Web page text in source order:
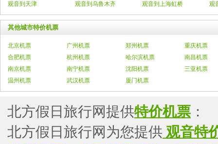
观音到天津
观音到乌鲁木齐 观音到上海虹桥 观
其他城市特价机票
北京机票 广州机票 郑州机票
重庆机票
合肥机票
杭州机票 哈尔滨机票
南昌机票
南京机票
南宁机票 沈阳机票
三亚机票
温州机票
武汉机票 厦门机票
北方假日旅行网提供特价机票 ：
北方假日旅行网为您提供 观音特